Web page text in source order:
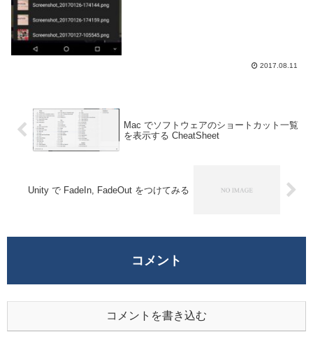
2017.08.11
Mac でソフトウェアのショートカット一覧
を表示する CheatSheet
Unity で FadeIn, FadeOut をつけてみる
コメント
コメントを書き込む